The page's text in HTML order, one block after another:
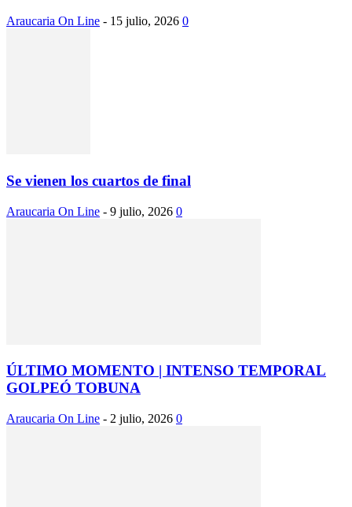
Araucaria On Line - 15 julio, 2026 0
Se vienen los cuartos de final
Araucaria On Line - 9 julio, 2026 0
ÚLTIMO MOMENTO | INTENSO TEMPORAL
GOLPEÓ TOBUNA
Araucaria On Line - 2 julio, 2026 0